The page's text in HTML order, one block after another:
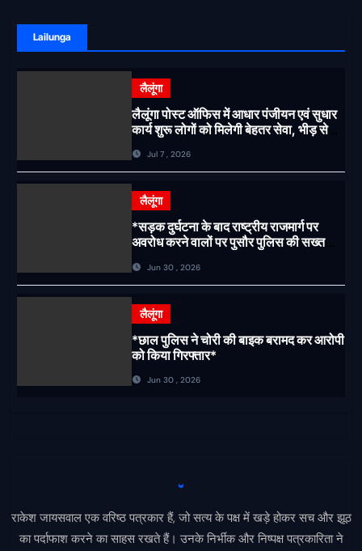
Lailunga
लैलूंगा
लैलूंगा पोस्ट ऑफिस में आधार पंजीयन एवं सुधार
कार्य शुरू लोगों को मिलेगी बेहतर सेवा, भीड़ से
Jul 7 , 2026
लैलूंगा
*सड़क दुर्घटना के बाद राष्ट्रीय राजमार्ग पर
अवरोध करने वालों पर पुसौर पुलिस की सख्त
Jun 30 , 2026
लैलूंगा
*छाल पुलिस ने चोरी की बाइक बरामद कर आरोपी
को किया गिरफ्तार*
Jun 30 , 2026
राकेश जायसवाल एक वरिष्ठ पत्रकार हैं, जो सत्य के पक्ष में खड़े होकर सच और झूठ
का पर्दाफाश करने का साहस रखते हैं। उनके निर्भीक और निष्पक्ष पत्रकारिता ने